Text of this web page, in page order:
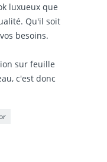
luxueux que
Qu'il soit
besoins.
sur feuille
c'est donc